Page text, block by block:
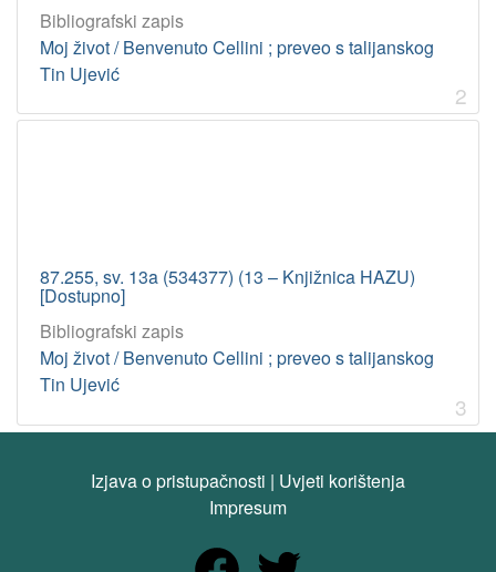
Bibliografski zapis
Moj život / Benvenuto Cellini ; preveo s talijanskog
Tin Ujević
2
87.255, sv. 13a (534377) (13 – Knjižnica HAZU)
[Dostupno]
Bibliografski zapis
Moj život / Benvenuto Cellini ; preveo s talijanskog
Tin Ujević
3
Izjava o pristupačnosti | Uvjeti korištenja
Impresum